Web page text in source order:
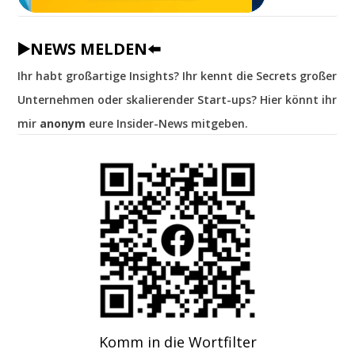
▶️NEWS MELDEN⬅️
Ihr habt großartige Insights? Ihr kennt die Secrets großer
Unternehmen oder skalierender Start-ups? Hier könnt ihr
mir anonym eure Insider-News mitgeben.
Komm in die Wortfilter